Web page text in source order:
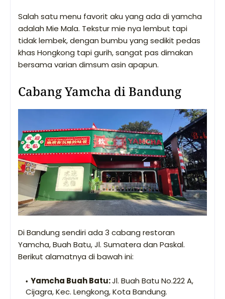
Salah satu menu favorit aku yang ada di yamcha
adalah Mie Mala. Tekstur mie nya lembut tapi
tidak lembek, dengan bumbu yang sedikit pedas
khas Hongkong tapi gurih, sangat pas dimakan
bersama varian dimsum asin apapun.
Cabang Yamcha di Bandung
Di Bandung sendiri ada 3 cabang restoran
Yamcha, Buah Batu, Jl. Sumatera dan Paskal.
Berikut alamatnya di bawah ini:
Yamcha Buah Batu:Jl. Buah Batu No.222 A,
Cijagra, Kec. Lengkong, Kota Bandung.